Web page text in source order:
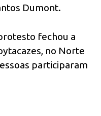
Dumont.
fechou a
no Norte
participaram